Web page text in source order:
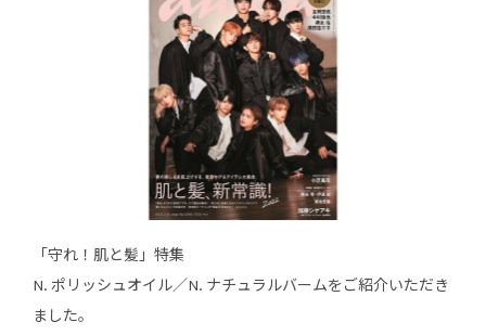
「守れ！肌と髪」特集
N. ポリッシュオイル／N. ナチュラルバームをご紹介いただき
ました。